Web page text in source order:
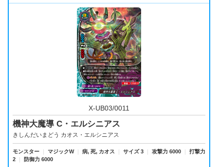
X-UB03/0011
機神大魔導 C・エルシニアス
きしんだいまどう カオス・エルシニアス
モンスター ｜ マジックW ｜ 病, 死, カオス ｜ サイズ 3 ｜ 攻撃力 6000 ｜
打撃力
2
｜ 防御力 6000